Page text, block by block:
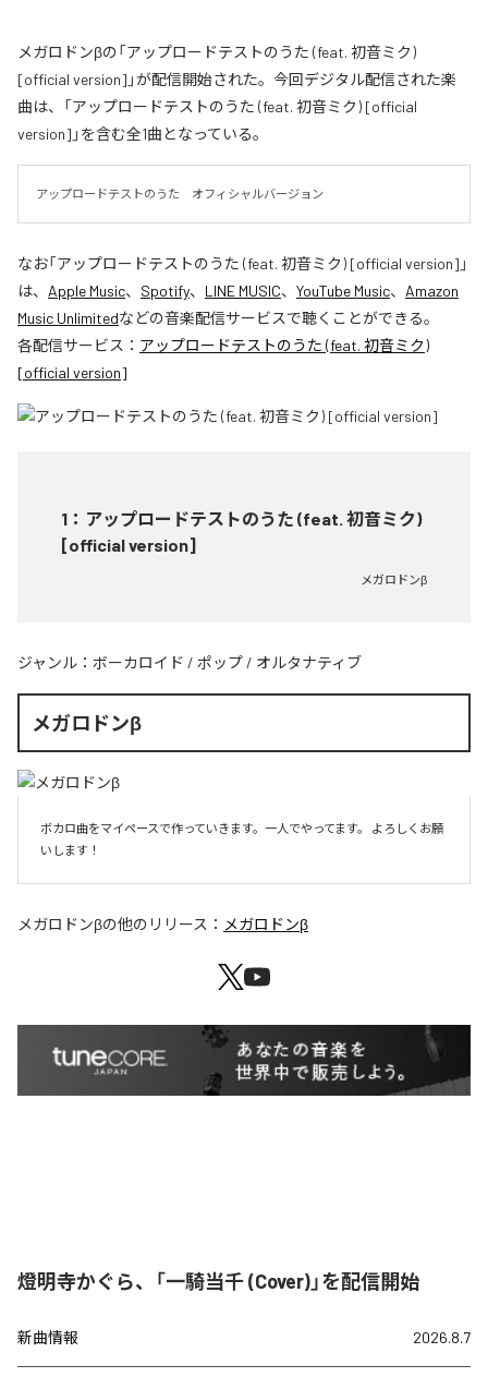
メガロドンβの「アップロードテストのうた (feat. 初音ミク)
[official version]」が配信開始された。今回デジタル配信された楽
曲は、「アップロードテストのうた (feat. 初音ミク) [official
version]」を含む全1曲となっている。
アップロードテストのうた　オフィシャルバージョン
なお「アップロードテストのうた (feat. 初音ミク) [official version] 」
は、 Apple Music、 Spotify、 LINE MUSIC、 YouTube Music、 Amazon
Music Unlimitedなどの音楽配信サービスで聴くことができる。
各配信サービス： アップロードテストのうた (feat. 初音ミク)
[official version]
1 ： アップロードテストのうた (feat. 初音ミク)
[official version]
メガロドンβ
ジャンル： ボーカロイド / ポップ / オルタナティブ
メガロドンβ
ボカロ曲をマイペースで作っていきます。一人でやってます。 よろしくお願
いします！
メガロドンβの他のリリース： メガロドンβ
燈明寺かぐら、「一騎当千 (Cover)」を配信開始
新曲情報 2026.8.7